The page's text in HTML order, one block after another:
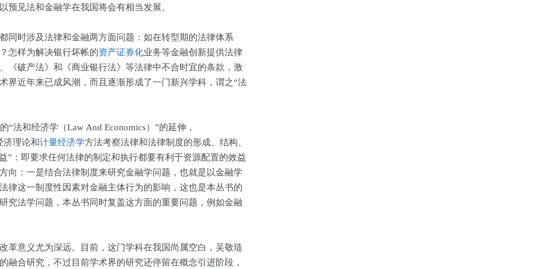
预见法和金融学在我国将会有相当发展。
时涉及法律和金融两方面问题：如在转型期的法律体系
怎样为解决银行坏帐的资产证券化业务等金融创新提供法律
《破产法》和《商业银行法》等法律中不合时宜的条款，激
界近年来已成风潮，而且逐渐形成了一门新兴学科，谓之“法
和经济学（Law And Economics）”的延伸，
济理论和计量经济学方法考察法律和法律制度的形成、结构、
”：即要求任何法律的制定和执行都要有利于资源配置的效益
向：一是结合法律制度来研究金融学问题，也就是以金融学
律这一制度性因素对金融主体行为的影响，这也是本丛书的
究法学问题，本丛书同时复盖这方面的重要问题，例如金融
意义尤为深远。目前，这门学科在我国尚属空白，吴敬琏
融合研究，不过目前学术界的研究还停留在概念引进阶段，